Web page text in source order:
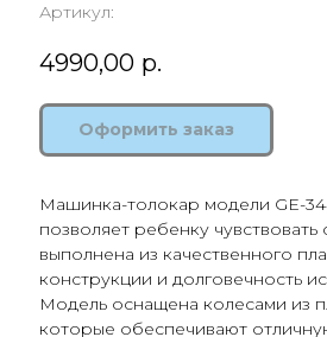
Артикул:
4990,00 р.
Оформить заказ
Машинка-толокар модели GE-
позволяет ребенку
выполнена из качественного
конструкции и долговечность
Модель оснащена колесами из
которые обеспечивают